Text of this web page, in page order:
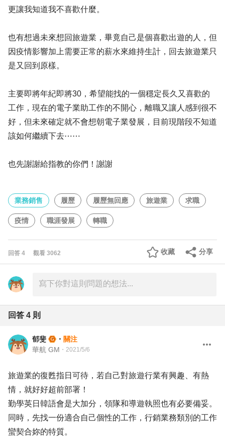
更讓我知道我不喜歡什麼。
也有想過未來想回旅遊業，畢竟自己是個喜歡出遊的人，但
因疫情影響加上需要正常的薪水來維持生計，回去旅遊業只
是又回到原樣。
主要即將年紀即將30，希望能找的一個穩定長久又喜歡的
工作，現在的電子業助工作的不開心，離職又讓人感到很不
好，但未來確定就不會想朝電子業發展，目前現階段不知道
該如何繼續下去⋯⋯
也先謝謝給指教的你們！謝謝
業務銷售 履歷 履歷無回應 旅遊業 求職
疫情 職涯發展 轉職
回答 4 觀看 3062 分享
收藏
回答 4 則
郁斐 ・ 關注
華航 GM ・ 2021/5/6
旅遊業的復甦指日可待，若自己對旅遊行業有興趣、有熱
情，就好好超前部署！
勤學英日韓語會是大加分，領隊和導遊執照也有必要備妥。
同時，先找一份適合自己個性的工作，行銷業務類別的工作
蠻契合妳的特質。